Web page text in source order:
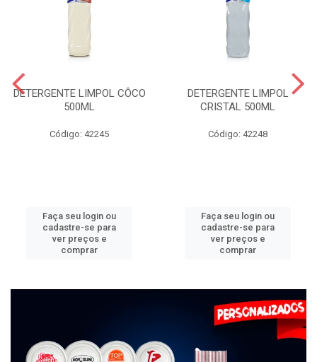
DETERGENTE LIMPOL CÔCO
500ML
Código: 42245
Faça seu login ou
cadastre-se para
ver preços e
comprar
DETERGENTE LIMPOL
CRISTAL 500ML
Código: 42248
Faça seu login ou
cadastre-se para
ver preços e
comprar